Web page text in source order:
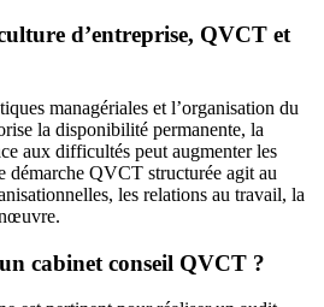
d’entreprise, QVCT et
managériales et l’organisation du
la disponibilité permanente, la
aux difficultés peut augmenter les
démarche QVCT structurée agit au
les relations au travail, la
cabinet conseil QVCT ?